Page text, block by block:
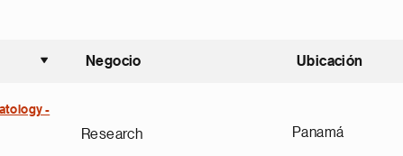
Ordenar ascendente
Negocio Ubicación
-
Research Panamá